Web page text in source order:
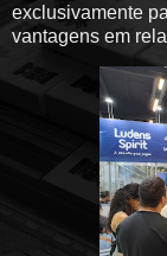
exclusivamente
vantagens em